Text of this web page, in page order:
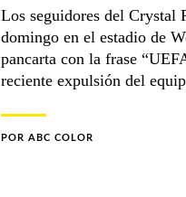
Los seguidores del Crystal
domingo en el estadio de
pancarta con la frase
reciente expulsión del
POR ABC COLOR